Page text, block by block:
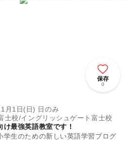
保存
0
月1日(日) 日のみ
士校/イングリッシュゲート富士校
最強英語教室です！
学生のための新しい英語学習プログ